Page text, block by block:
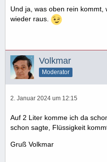
Und ja, was oben rein kommt,
wieder raus.
Volkmar
Moderator
2. Januar 2024 um 12:15
Auf 2 Liter komme ich da
schon sagte, Flüssigkeit
Gruß Volkmar